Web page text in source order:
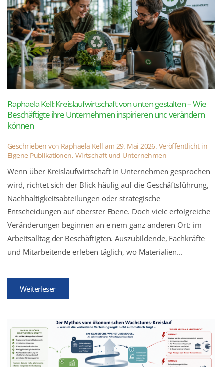
Raphaela Kell: Kreislaufwirtschaft von unten gestalten – Wie
Beschäftigte ihre Unternehmen inspirieren und verändern
können
Geschrieben von Raphaela Kell am 29. Mai 2026. Veröffentlicht in
Eigene Publikationen, Wirtschaft und Unternehmen.
Wenn über Kreislaufwirtschaft in Unternehmen gesprochen
wird, richtet sich der Blick häufig auf die Geschäftsführung,
Nachhaltigkeitsabteilungen oder strategische
Entscheidungen auf oberster Ebene. Doch viele erfolgreiche
Veränderungen beginnen an einem ganz anderen Ort: im
Arbeitsalltag der Beschäftigten. Auszubildende, Fachkräfte
und Mitarbeitende erleben täglich, wo Materialien...
Weiterlesen